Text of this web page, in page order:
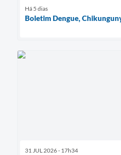
Há 5 dias
Boletim Dengue,
31 JUL 2026 - 17h34